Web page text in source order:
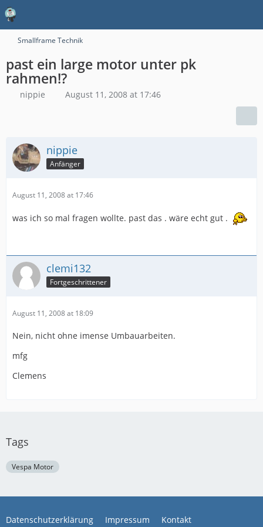
Smallframe Technik
past ein large motor unter pk
rahmen!?
nippie August 11, 2008 at 17:46
nippie
Anfänger
August 11, 2008 at 17:46
was ich so mal fragen wollte. past das . wäre echt gut .
clemi132
Fortgeschrittener
August 11, 2008 at 18:09
Nein, nicht ohne imense Umbauarbeiten.
mfg
Clemens
Tags
Vespa Motor
Datenschutzerklärung Impressum Kontakt